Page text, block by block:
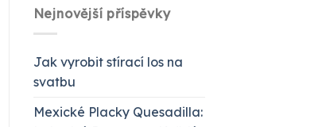
Nejnovější příspěvky
Jak vyrobit stírací los na
svatbu
Mexické Placky Quesadilla: